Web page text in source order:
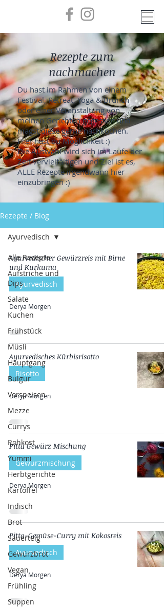
Rezepte zum
nachmachen
Du hast im Rahmen von einem
Festival, Retreat, Yoga & Brunch
oder einer Veranstaltung von
meinen Gerichten gegessen und
magst diese gerne nachkochen.
Hier hast du Möglichkeit :)
Die Auswahl wird sich im Laufe der
Zeit vervielfältigen und Ziel ist es,
ALLE Rezepte irgendwann hier
einzubringen :)
Rezepte / Blog
Alle Rezepte
Aufstriche und
Dips
Salate
Kuchen
Frühstück
Müsli
Hauptgang
Bulgur
Vorspeisen
Mezze
Currys
Rohkost
Yummi
Herbtgerichte
Kartoffel
Indisch
Brot
Sauerteig
Gewürzbrot
Vegan
Frühling
Suppen
Ayurvedisch
Ayurvedischer Gewürzreis mit Birne
und Kurkuma
Ayurvedisch
Derya Morgen
Ayurvedisches Kürbisrisotto
Risotto
Derya Morgen
Pitta Gewürz Mischung
Gewürzmischung
Derya Morgen
Pitta-Gemüse-Curry mit Kokosreis
Ayurvedisch
Derya Morgen